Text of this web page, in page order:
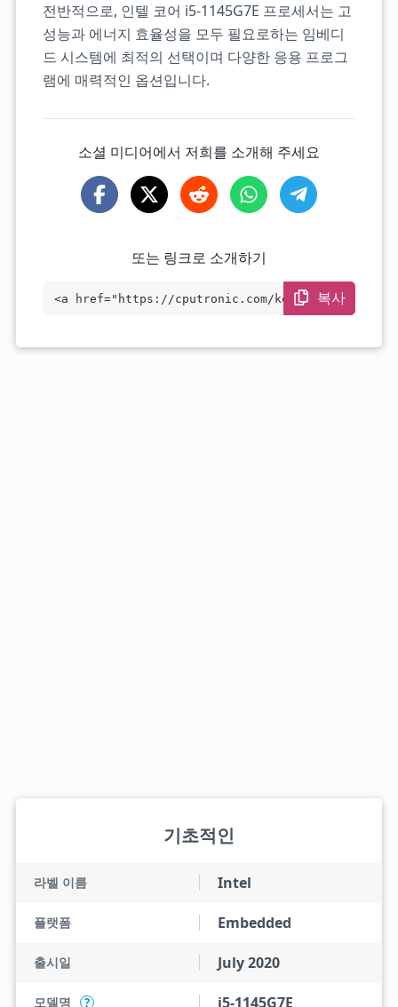
전반적으로, 인텔 코어 i5-1145G7E 프로세서는 고
성능과 에너지 효율성을 모두 필요로하는 임베디
드 시스템에 최적의 선택이며 다양한 응용 프로그
램에 매력적인 옵션입니다.
소셜 미디어에서 저희를 소개해 주세요
또는 링크로 소개하기
<a href="https://cputronic.com/ko/cpu/in
복사
기초적인
라벨 이름 Intel
플랫폼 Embedded
출시일 July 2020
모델명 ? i5-1145G7E